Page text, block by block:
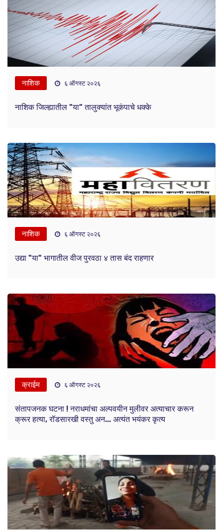
नाशिक ६ ऑगस्ट २०२६
नाशिक जिल्ह्यातील "या" तालुक्यांत भूकंपाचे धक्के
नाशिक ६ ऑगस्ट २०२६
उद्या "या" भागातील वीज पुरवठा ४ तास बंद राहणार
क्राईम ६ ऑगस्ट २०२६
संतापजनक घटना ! नराधमांचा अल्पवयीन मुलीवर अत्याचार करून
क्रूर हत्या, रॉडसारखी वस्तु अन... अत्यंत भयंकर कृत्य